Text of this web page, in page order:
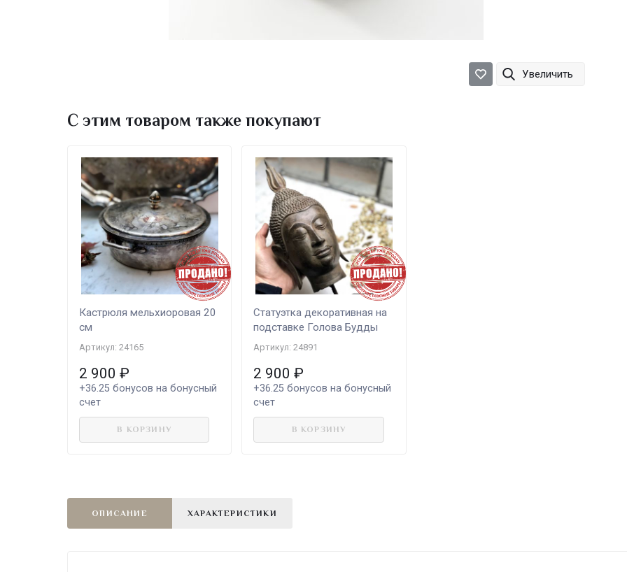
Увеличить
С этим товаром также покупают
Кастрюля мельхиоровая 20
см
Артикул: 24165
2 900 ₽
+36.25 бонусов на бонусный
счет
В КОРЗИНУ
Статуэтка декоративная на
подставке Голова Будды
Артикул: 24891
2 900₽
+36.25 бонусов на бонусный
счет
В КОРЗИНУ
ОПИСАНИЕ ХАРАКТЕРИСТИКИ